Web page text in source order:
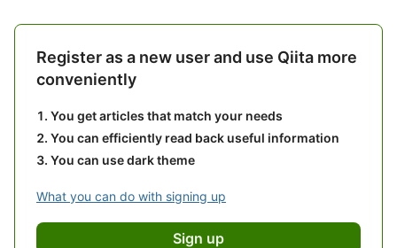
Register as a new user and use Qiita more
conveniently
You get articles that match your needs
You can efficiently read back useful information
You can use dark theme
What you can do with signing up
Sign up